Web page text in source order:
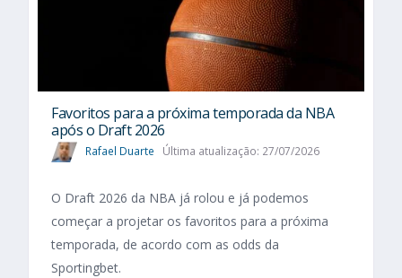
Favoritos para a próxima temporada da NBA
após o Draft 2026
Rafael Duarte Última atualização: 27/07/2026
O Draft 2026 da NBA já rolou e já podemos
começar a projetar os favoritos para a próxima
temporada, de acordo com as odds da
Sportingbet.